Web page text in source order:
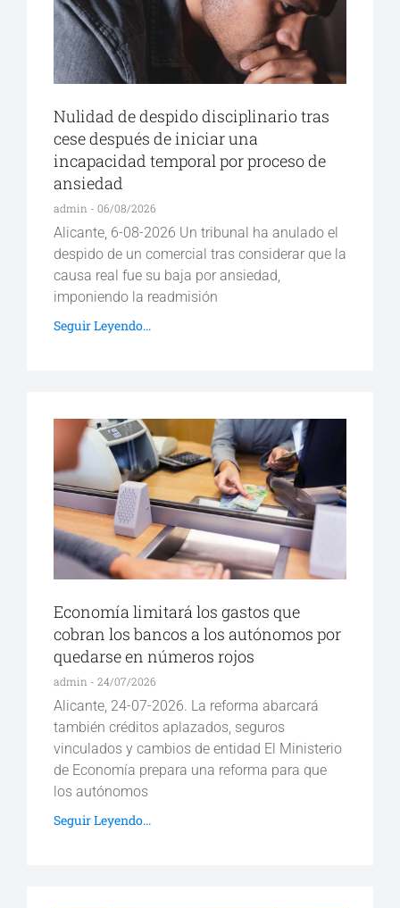
Nulidad de despido disciplinario tras
cese después de iniciar una
incapacidad temporal por proceso de
ansiedad
admin 06/08/2026
Alicante, 6-08-2026 Un tribunal ha anulado el
despido de un comercial tras considerar que la
causa real fue su baja por ansiedad,
imponiendo la readmisión
Seguir Leyendo...
Economía limitará los gastos que
cobran los bancos a los autónomos por
quedarse en números rojos
admin 24/07/2026
Alicante, 24-07-2026. La reforma abarcará
también créditos aplazados, seguros
vinculados y cambios de entidad El Ministerio
de Economía prepara una reforma para que
los autónomos
Seguir Leyendo...